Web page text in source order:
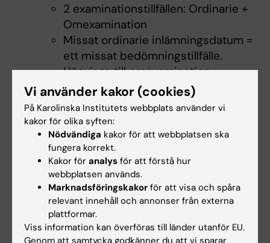
2 examinationstillfällen: Ordinarie +
Omexamination
Missat ordinarie inlämningsdatum =
ett missat bedömningstillfälle.
Hänvisas till omexamination.
Möjlighet att ge dispens/erbjuda
förlängning kan ges, men endast om
förfrågan inkommer före deadline.
Hälsa och träning
Träning för studenter
Du som student vid KI har möjlighet att träna
på Friskvårdens gym i Huddinge samt delta i
Vi använder kakor (cookies)
På Karolinska Institutets webbplats använder vi
kakor för olika syften:
Nödvändiga kakor för att webbplatsen ska
fungera korrekt.
Kakor för analys för att förstå hur
webbplatsen används.
Marknadsföringskakor för att visa och spåra
relevant innehåll och annonser från externa
plattformar.
Viss information kan överföras till länder utanför EU.
Genom att samtycka godkänner du att vi sparar